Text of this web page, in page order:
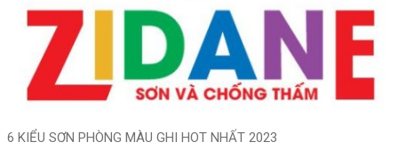
6 KIỂU SƠN PHÒNG MÀU GHI HOT NHẤT 2023